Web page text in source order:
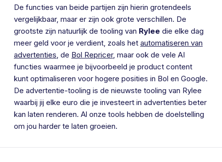
De functies van beide partijen zijn hierin grotendeels
vergelijkbaar, maar er zijn ook grote verschillen. De
grootste zijn natuurlijk de tooling van Rylee die elke dag
meer geld voor je verdient, zoals het automatiseren van
advertenties , de Bol Repricer, maar ook de vele AI
functies waarmee je bijvoorbeeld je product content
kunt optimaliseren voor hogere posities in Bol en Google.
De advertentie-tooling is de nieuwste tooling van Rylee
waarbij jij elke euro die je investeert in advertenties beter
kan laten renderen. Al onze tools hebben de doelstelling
om jou harder te laten groeien.